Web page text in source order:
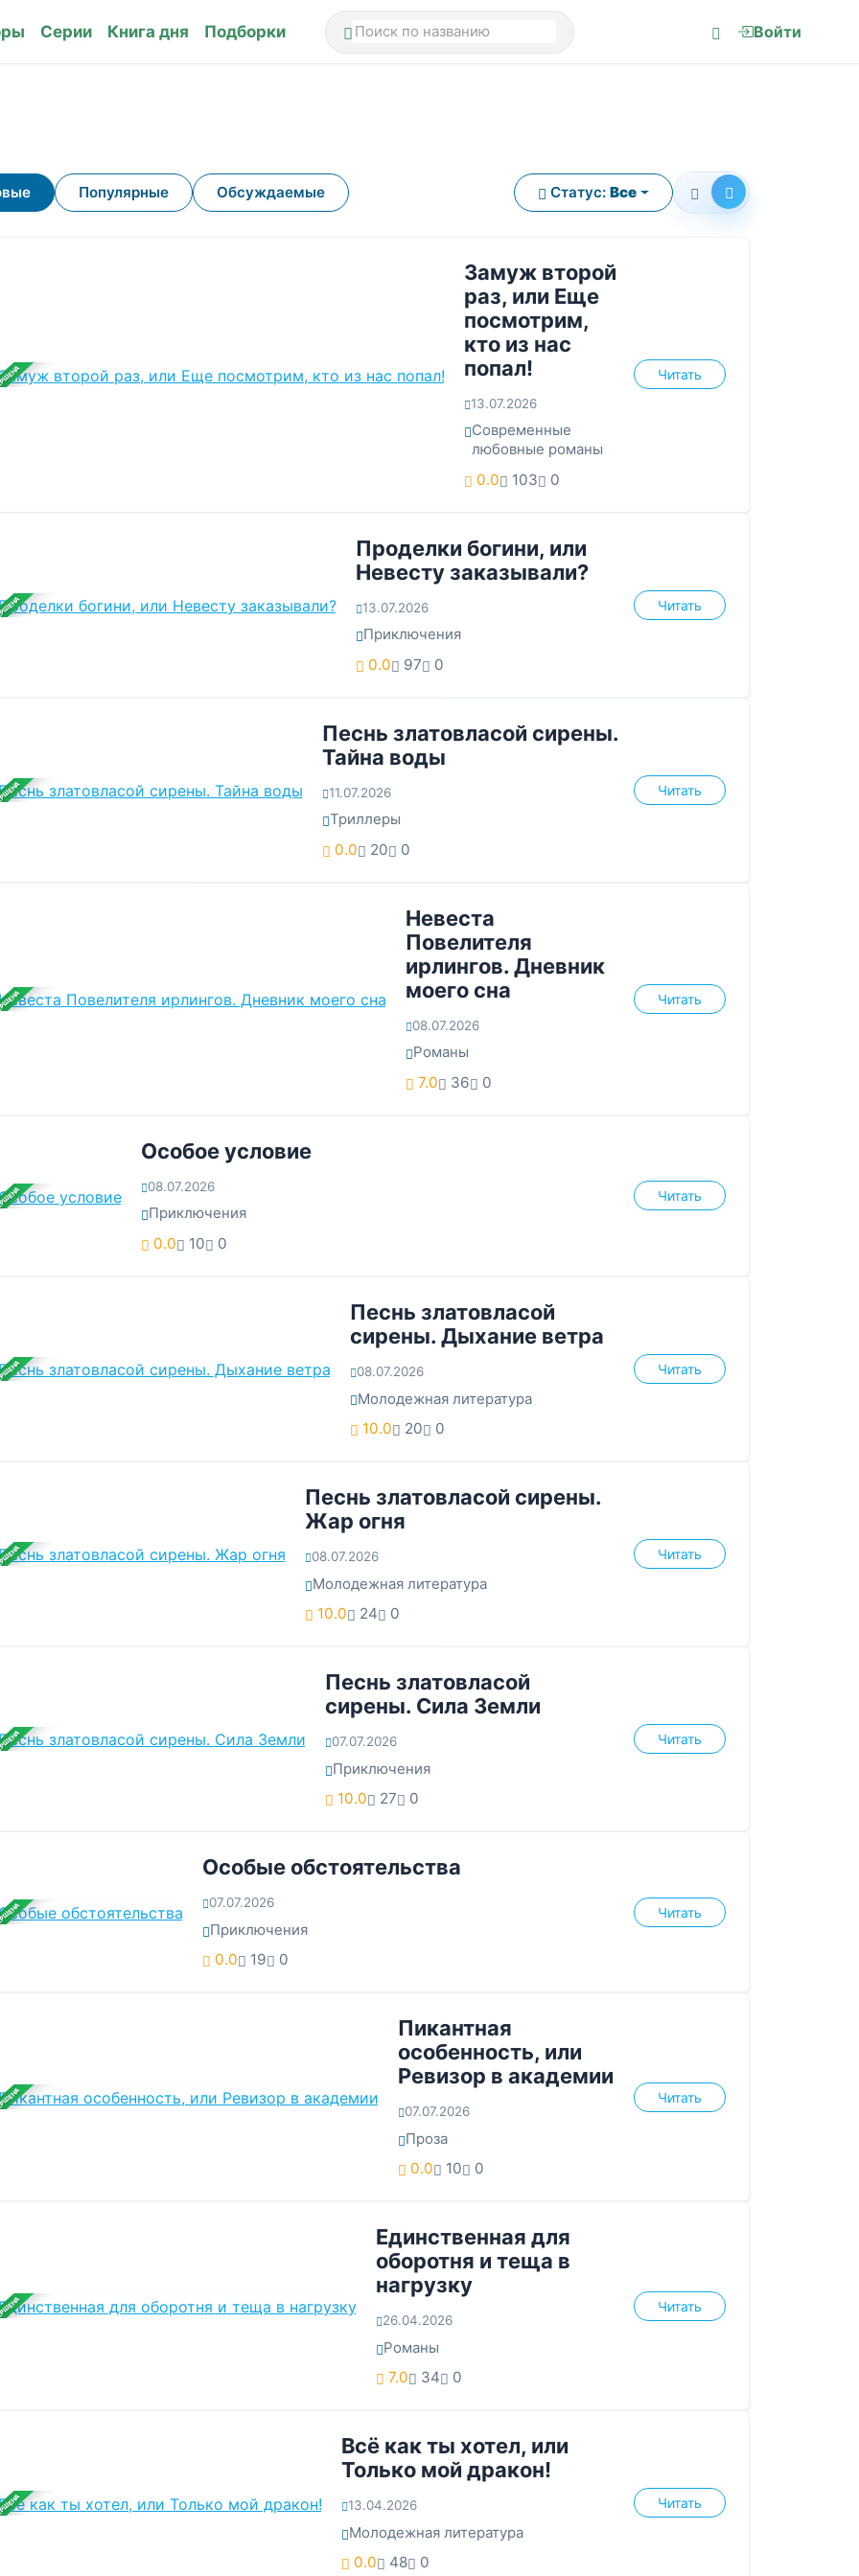
Серии Книга дня Подборки Войти
Популярные Обсуждаемые Статус: Все
Замуж второй
раз, или Еще
посмотрим,
кто из нас
попал!
13.07.2026
Современные
любовные романы
0.0
103 0
Читать
Проделки богини, или
Невесту заказывали?
13.07.2026
Приключения
0.0
97 0
Читать
Песнь златовласой сирены.
Тайна воды
11.07.2026
Триллеры
0.0
20 0
Читать
Невеста
Повелителя
ирлингов. Дневник
моего сна
08.07.2026
Романы
7.0
36 0
Читать
Особое условие
08.07.2026
Приключения
0.0
10 0
Читать
Песнь златовласой
сирены. Дыхание ветра
08.07.2026
Молодежная литература
10.0
20 0
Читать
Песнь златовласой сирены.
Жар огня
08.07.2026
Молодежная литература
10.0
24 0
Читать
Песнь златовласой
сирены. Сила Земли
07.07.2026
Приключения
10.0
27 0
Читать
Особые обстоятельства
07.07.2026
Приключения
0.0
19 0
Читать
Пикантная
особенность, или
Ревизор в академии
07.07.2026
Проза
0.0
10 0
Читать
Единственная для
оборотня и теща в
нагрузку
26.04.2026
Романы
7.0
34 0
Читать
Всё как ты хотел, или
Только мой дракон!
13.04.2026
Молодежная литература
0.0
48 0
Читать